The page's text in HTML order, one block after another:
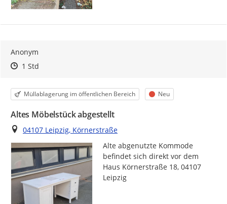
Anonym
Zeitpunkt des Erstellens
Zeitpunkt des Erstellens
1 StdZur Äußerung
Kategorie
Müllablagerung im öffentlichen Bereich Status
Neu
Altes Möbelstück abgestellt
Ort
04107 Leipzig, Körnerstraße
Alte abgenutzte Kommode
befindet sich direkt vor dem
Haus Körnerstraße 18, 04107
Leipzig